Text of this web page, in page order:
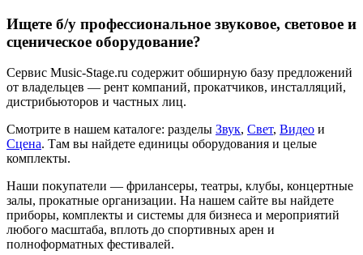
Ищете б/у профессиональное звуковое, световое и
сценическое оборудование?
Сервис Music-Stage.ru содержит обширную базу предложений
от владельцев — рент компаний, прокатчиков, инсталляций,
дистрибьюторов и частных лиц.
Смотрите в нашем каталоге: разделы Звук, Свет, Видео и
Сцена. Там вы найдете единицы оборудования и целые
комплекты.
Наши покупатели — фрилансеры, театры, клубы, концертные
залы, прокатные организации. На нашем сайте вы найдете
приборы, комплекты и системы для бизнеса и мероприятий
любого масштаба, вплоть до спортивных арен и
полноформатных фестивалей.